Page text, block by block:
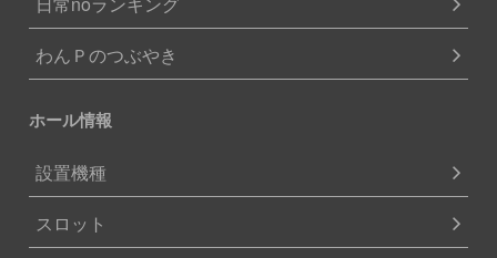
わんＰのつぶやき
ホール情報
設置機種
スロット